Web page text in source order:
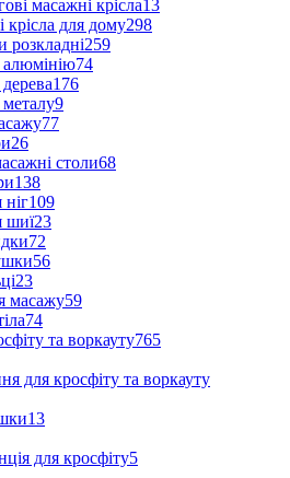
масажні крісла13
крісла для дому298
розкладні259
74
176
9
77
26
столи68
138
109
шиї23
72
56
23
масажу59
74
та воркауту765
для кросфіту та воркауту
13
для кросфіту5